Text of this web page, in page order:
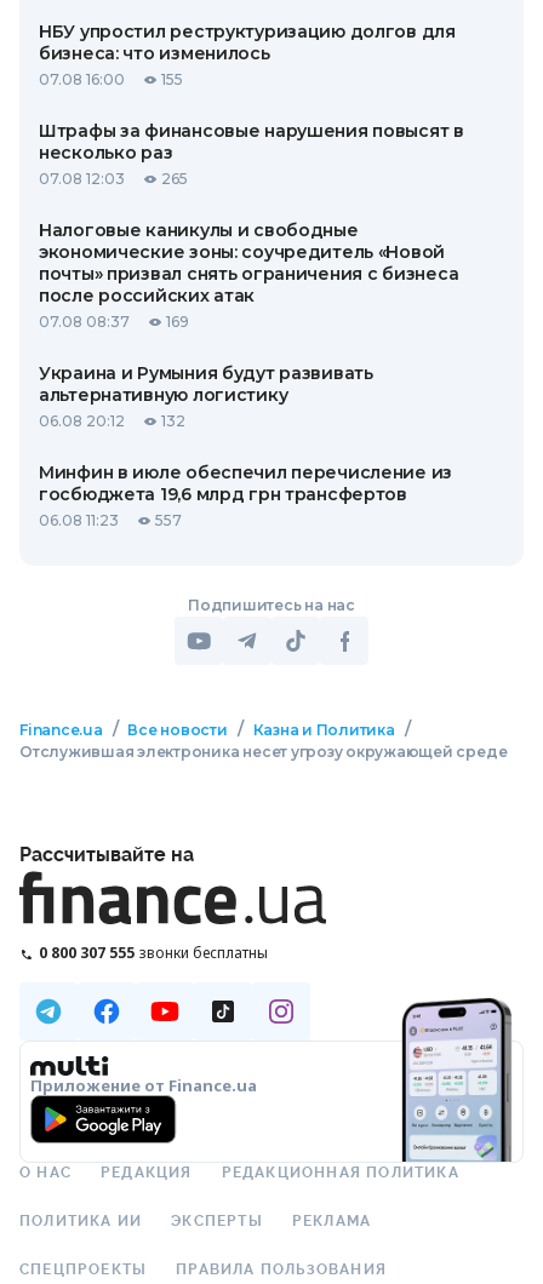
НБУ упростил реструктуризацию долгов для
бизнеса: что изменилось
07.08 16:00 155
Штрафы за финансовые нарушения повысят в
несколько раз
07.08 12:03 265
Налоговые каникулы и свободные
экономические зоны: соучредитель «Новой
почты» призвал снять ограничения с бизнеса
после российских атак
07.08 08:37 169
Украина и Румыния будут развивать
альтернативную логистику
06.08 20:12 132
Минфин в июле обеспечил перечисление из
госбюджета 19,6 млрд грн трансфертов
06.08 11:23 557
Подпишитесь на нас
Finance.ua / Все новости / Казна и Политика /
Отслужившая электроника несет угрозу окружающей среде
Рассчитывайте на
0 800 307 555 звонки бесплатны
Приложение от Finance.ua
О НАС РЕДАКЦИЯ РЕДАКЦИОННАЯ ПОЛИТИКА
ПОЛИТИКА ИИ ЭКСПЕРТЫ РЕКЛАМА
СПЕЦПРОЕКТЫ ПРАВИЛА ПОЛЬЗОВАНИЯ